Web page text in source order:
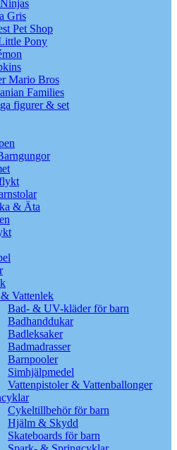
Gris
Pet Shop
Pony
Mario Bros
Families
figurer & set
& Äta
Vattenlek
Bad- & UV-kläder för barn
Badhanddukar
Badleksaker
Badmadrasser
Barnpooler
Simhjälpmedel
Vattenpistoler & Vattenballonger
Cykeltillbehör för barn
Hjälm & Skydd
Skateboards för barn